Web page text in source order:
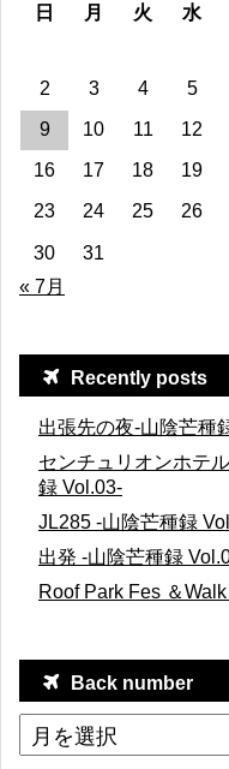
日
月 火 水
2
3 4 5
9
10 11 12
16
17 18 19
23
24 25 26
30
31
« 7月
Recently posts
出張先の夜-山陰芒種
センチュリオンホテ
録 Vol.03-
JL285 -山陰芒種録
出発 -山陰芒種録
Roof Park Fes ＆
Back number